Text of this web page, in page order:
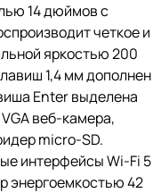
14 дюймов с
четкое и
яркостью 200
1,4 мм дополнен
Enter выделена
веб-камера,
micro-SD.
интерфейсы Wi-Fi 5
энергоемкостью 42